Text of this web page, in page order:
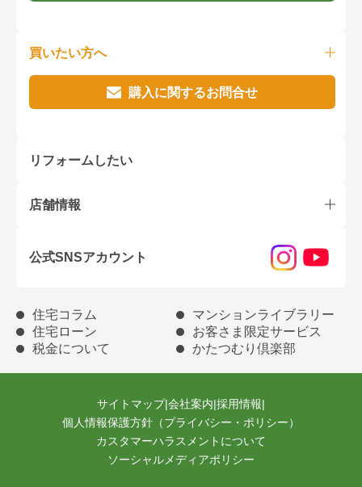
買いたい方へ
購入に関するお問合せ
リフォームしたい
店舗情報
公式SNSアカウント
住宅コラム
マンションライブラリー
住宅ローン
お客さま限定サービス
税金について
かたつむり倶楽部
サイトマップ|会社案内|採用情報|
個人情報保護方針（プライバシー・ポリシー）
カスタマーハラスメントについて
ソーシャルメディアポリシー